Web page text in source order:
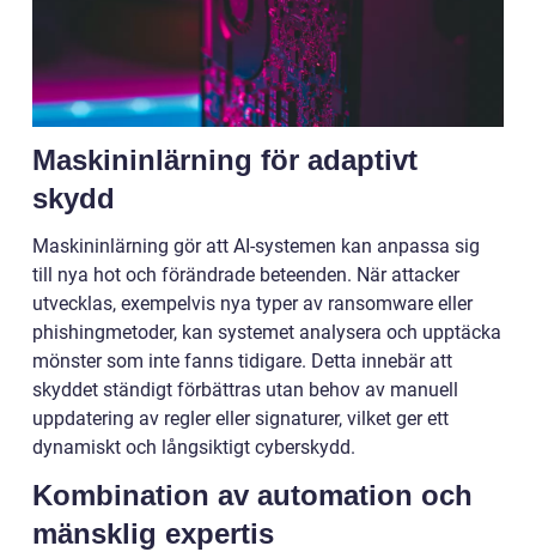
Maskininlärning för adaptivt
skydd
Maskininlärning gör att AI-systemen kan anpassa sig
till nya hot och förändrade beteenden. När attacker
utvecklas, exempelvis nya typer av ransomware eller
phishingmetoder, kan systemet analysera och upptäcka
mönster som inte fanns tidigare. Detta innebär att
skyddet ständigt förbättras utan behov av manuell
uppdatering av regler eller signaturer, vilket ger ett
dynamiskt och långsiktigt cyberskydd.
Kombination av automation och
mänsklig expertis